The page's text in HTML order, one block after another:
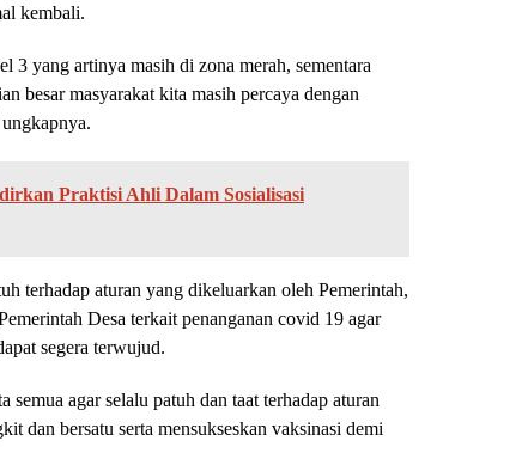
kembali.
3 yang artinya masih di zona merah, sementara
besar masyarakat kita masih percaya dengan
Praktisi Ahli Dalam Sosialisasi
terhadap aturan yang dikeluarkan oleh Pemerintah,
Desa terkait penanganan covid 19 agar
segera terwujud.
agar selalu patuh dan taat terhadap aturan
dan bersatu serta mensukseskan vaksinasi demi